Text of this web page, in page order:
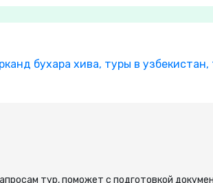
бухара хива, туры в узбекистан,
тур, поможет с подготовкой